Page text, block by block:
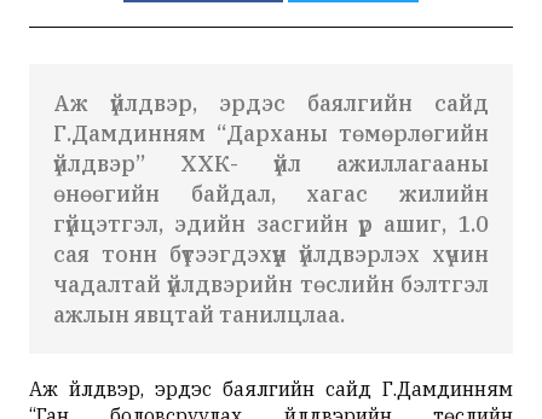
Аж үйлдвэр, эрдэс баялгийн сайд
Г.Дамдинням “Дарханы төмөрлөгийн
үйлдвэр” ХХК- үйл ажиллагааны
өнөөгийн байдал, хагас жилийн
гүйцэтгэл, эдийн засгийн үр ашиг, 1.0
сая тонн бүтээгдэхүүн үйлдвэрлэх хүчин
чадалтай үйлдвэрийн төслийн бэлтгэл
ажлын явцтай танилцлаа.
Аж үйлдвэр, эрдэс баялгийн сайд Г.Дамдинням